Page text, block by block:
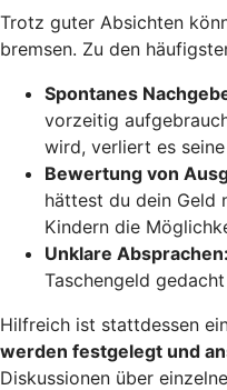
Trotz guter Absichten
bremsen. Zu den
Spontanes
vorzeitig
wird, verliert es
Bewertung von
hättest du dein Geld
Kindern die
Unklare Absprachen:
Taschengeld
Hilfreich ist stattdessen
werden festgelegt und
Diskussionen über